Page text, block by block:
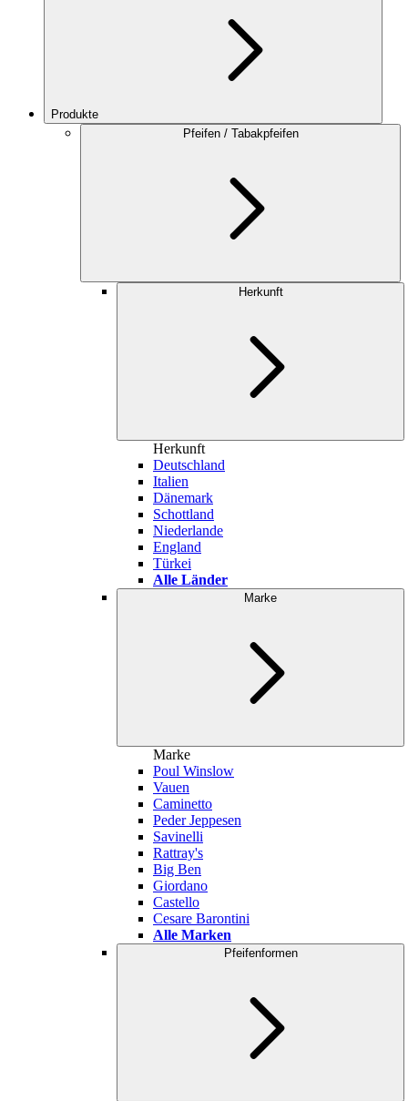
Produkte
Pfeifen / Tabakpfeifen
Herkunft
Herkunft
Deutschland
Italien
Dänemark
Schottland
Niederlande
England
Türkei
Alle Länder
Marke
Marke
Poul Winslow
Vauen
Caminetto
Peder Jeppesen
Savinelli
Rattray's
Big Ben
Giordano
Castello
Cesare Barontini
Alle Marken
Pfeifenformen